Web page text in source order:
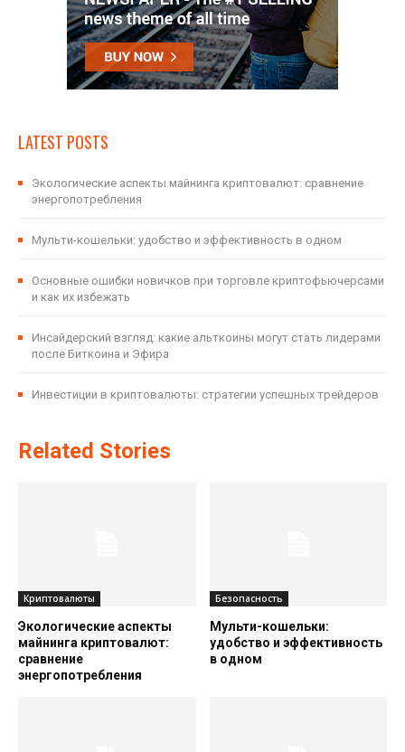
LATEST POSTS
Экологические аспекты майнинга криптовалют: сравнение
энергопотребления
Мульти-кошельки: удобство и эффективность в одном
Основные ошибки новичков при торговле криптофьючерсами
и как их избежать
Инсайдерский взгляд: какие альткоины могут стать лидерами
после Биткоина и Эфира
Инвестиции в криптовалюты: стратегии успешных трейдеров
Related Stories
Криптовалюты
Экологические аспекты
майнинга криптовалют:
сравнение
энергопотребления
Безопасность
Мульти-кошельки:
удобство и эффективность
в одном